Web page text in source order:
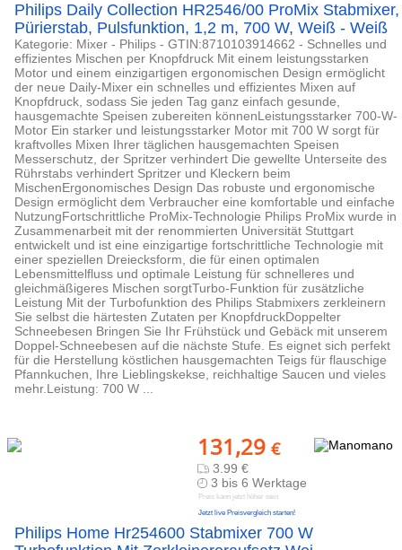
Philips Daily Collection HR2546/00 ProMix Stabmixer,
Pürierstab, Pulsfunktion, 1,2 m, 700 W, Weiß - Weiß
Kategorie: Mixer - Philips - GTIN:8710103914662 - Schnelles und
effizientes Mischen per Knopfdruck Mit einem leistungsstarken
Motor und einem einzigartigen ergonomischen Design ermöglicht
der neue Daily-Mixer ein schnelles und effizientes Mixen auf
Knopfdruck, sodass Sie jeden Tag ganz einfach gesunde,
hausgemachte Speisen zubereiten könnenLeistungsstarker 700-W-
Motor Ein starker und leistungsstarker Motor mit 700 W sorgt für
kraftvolles Mixen Ihrer täglichen hausgemachten Speisen
Messerschutz, der Spritzer verhindert Die gewellte Unterseite des
Rührstabs verhindert Spritzer und Kleckern beim
MischenErgonomisches Design Das robuste und ergonomische
Design ermöglicht dem Verbraucher eine komfortable und einfache
NutzungFortschrittliche ProMix-Technologie Philips ProMix wurde in
Zusammenarbeit mit der renommierten Universität Stuttgart
entwickelt und ist eine einzigartige fortschrittliche Technologie mit
einer speziellen Dreiecksform, die für einen optimalen
Lebensmittelfluss und optimale Leistung für schnelleres und
gleichmäßigeres Mischen sorgtTurbo-Funktion für zusätzliche
Leistung Mit der Turbofunktion des Philips Stabmixers zerkleinern
Sie selbst die härtesten Zutaten per KnopfdruckDoppelter
Schneebesen Bringen Sie Ihr Frühstück und Gebäck mit unserem
Doppel-Schneebesen auf die nächste Stufe. Es eignet sich perfekt
für die Herstellung köstlichen hausgemachten Teigs für flauschige
Pfannkuchen, Ihre Lieblingskekse, reichhaltige Saucen und vieles
mehr.Leistung: 700 W ...
131,29 €
3.99 €
3 bis 6 Werktage
Preis kann jetzt höher sein
Jetzt live Preisvergleich starten!
Philips Home Hr254600 Stabmixer 700 W